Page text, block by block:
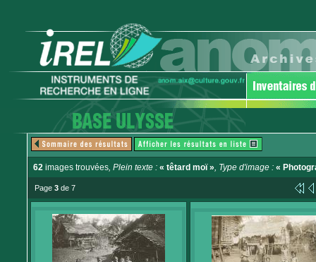
62 images trouvées, Plein texte : « têtard moï », Type d'image : «
Page 3 de 7